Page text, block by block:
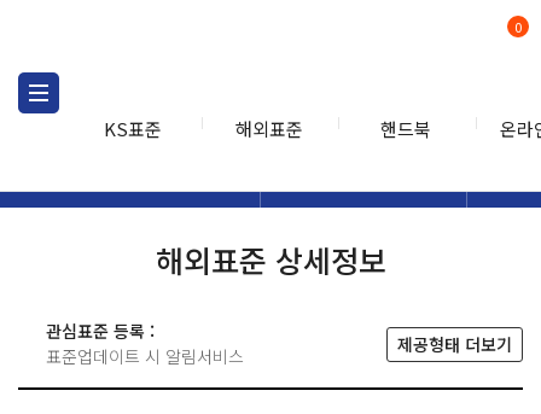
KS표준 해외표준 핸드북 온라
0
해외표준 상세정보
관심표준 등록 :
표준업데이트 시 알림서비스
제공형태 더보기